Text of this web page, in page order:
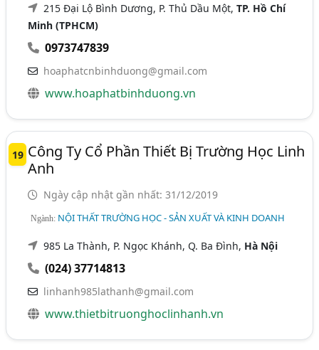
215 Đại Lộ Bình Dương, P. Thủ Dầu Một,TP. Hồ Chí
Minh (TPHCM)
0973747839
hoaphatcnbinhduong@gmail.com
www.hoaphatbinhduong.vn
19 Công Ty Cổ Phần Thiết Bị Trường Học Linh
Anh
Ngày cập nhật gần nhất: 31/12/2019
Ngành: NỘI THẤT TRƯỜNG HỌC - SẢN XUẤT VÀ KINH DOANH
985 La Thành, P. Ngọc Khánh, Q. Ba Đình, Hà Nội
(024) 37714813
linhanh985lathanh@gmail.com
www.thietbitruonghoclinhanh.vn